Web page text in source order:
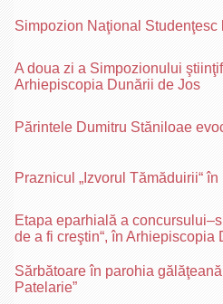
Simpozion Naţional Studenţesc
A doua zi a Simpozionului
Arhiepiscopia Dunării de Jos
Părintele Dumitru Stăniloae
Praznicul „Izvorul Tămăduirii“
Etapa eparhială a
de a fi creştin“, în Arhiepiscopia
Sărbătoare în parohia
Patelarie”